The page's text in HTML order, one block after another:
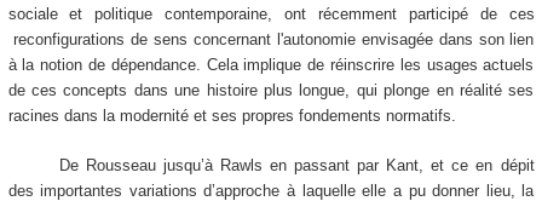
sociale et politique contemporaine, ont récemment participé de ces
reconfigurations de sens concernant l'autonomie envisagée dans son lien
à la notion de dépendance. Cela implique de réinscrire les usages actuels
de ces concepts dans une histoire plus longue, qui plonge en réalité ses
racines dans la modernité et ses propres fondements normatifs.
De Rousseau jusqu’à Rawls en passant par Kant, et ce en dépit
des importantes variations d’approche à laquelle elle a pu donner lieu, la